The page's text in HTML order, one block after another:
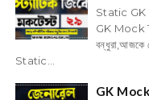
Static
GK Mock
বন্ধুরা,আজকে
Static...
GK